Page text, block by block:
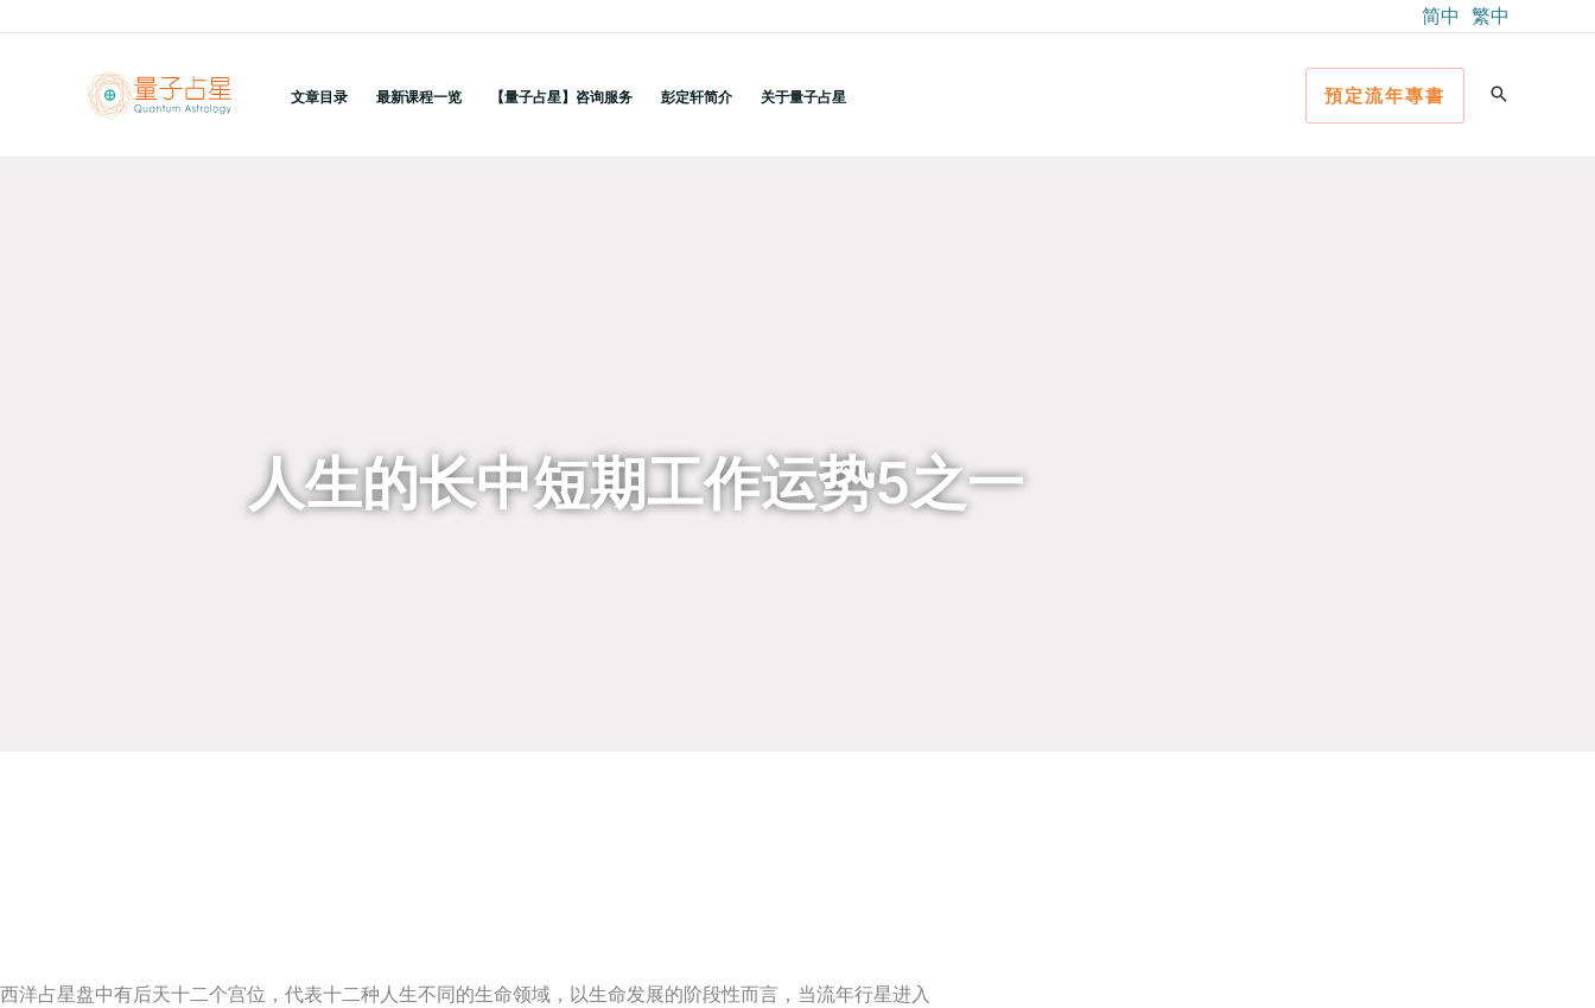
简中 繁中
文章目录 最新课程一览 【量子占星】咨询服务 彭定轩简介 关于量子占星 預定流年專書
人生的长中短期工作运势5之一
西洋占星盘中有后天十二个宫位，代表十二种人生不同的生命领域，以生命发展的阶段性而言，当流年行星进入